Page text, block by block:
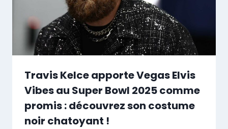
Travis Kelce apporte Vegas Elvis
Vibes au Super Bowl 2025 comme
promis : découvrez son costume
noir chatoyant !